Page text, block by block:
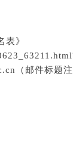
》
（邮件标题